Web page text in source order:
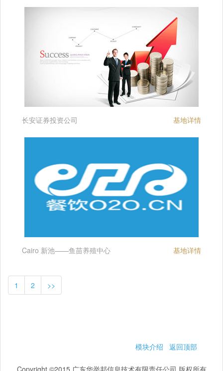
长安证券投资公司 基地详情
Cairo 新池——鱼苗养殖中心 基地详情
1 2 >>
模块介绍 返回顶部
Copyright ©2015 广东华举邦信息技术有限责任公司 版权所有